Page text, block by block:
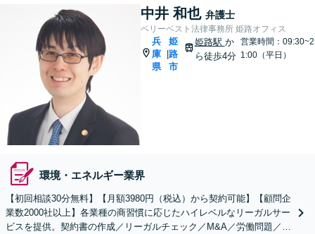
中井 和也 弁護士
ベリーベスト法律事務所 姫路オフィス
兵
庫
県
姫
路
市
姫路駅 か
ら徒歩4分
営業時間：09:30~2
1:00（平日）
環境・エネルギー業界
【初回相談30分無料】【月額3980円（税込）から契約可能】【顧問企
業数2000社以上】各業種の商習慣に応じたハイレベルなリーガルサー
ビスを提供。契約書の作成／リーガルチェック／M&A／労働問題／知